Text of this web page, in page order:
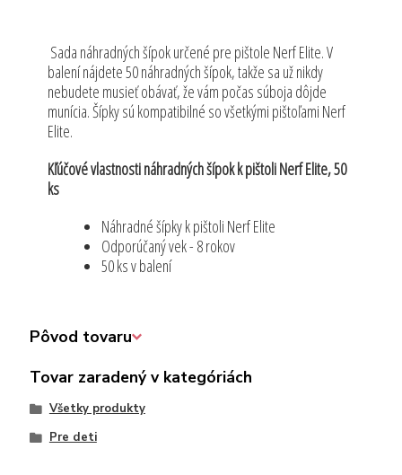
Sada náhradných šípok určené pre pištole Nerf Elite. V
balení nájdete 50 náhradných šípok, takže sa už nikdy
nebudete musieť obávať, že vám počas súboja dôjde
munícia. Šípky sú kompatibilné so všetkými pištoľami Nerf
Elite.
Kľúčové vlastnosti náhradných šípok k pištoli Nerf Elite, 50
ks
Náhradné šípky k pištoli Nerf Elite
Odporúčaný vek - 8 rokov
50 ks v balení
Pôvod tovaru
Tovar zaradený v kategóriách
Všetky produkty
Pre deti